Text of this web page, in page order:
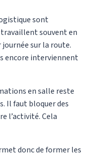
sont
souvent en
sur la route.
encore interviennent
en salle reste
Il faut bloquer des
l’activité. Cela
donc de former les